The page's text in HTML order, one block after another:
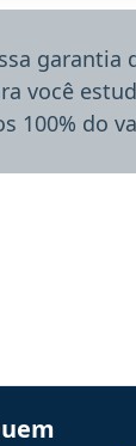
você
100% do
depoimento
Sergio